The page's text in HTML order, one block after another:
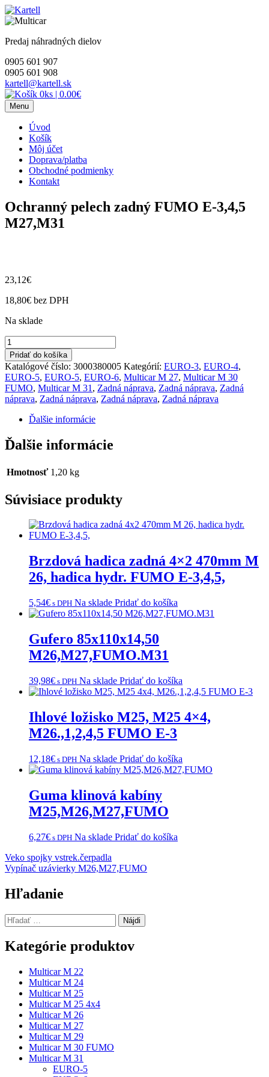
Skip
to
Predaj náhradných dielov
0905 601 907
0905 601 908
kartell@kartell.sk
0ks | 0.00€
Menu
Úvod
Košík
Môj účet
Doprava/platba
Obchodné podmienky
Kontakt
Ochranný pelech zadný FUMO E-3,4,5
M27,M31
23,12€
18,80€ bez DPH
Na sklade
množstvo
Ochranný
pelech
zadný
FUMO
E-
3,4,5
M27,M31
Pridať do košíka
Katalógové číslo: 3000380005 Kategórií: EURO-3, EURO-4,
EURO-5, EURO-5, EURO-6, Multicar M 27, Multicar M 30
FUMO, Multicar M 31 , Zadná náprava, Zadná náprava, Zadná
náprava, Zadná náprava, Zadná náprava, Zadná náprava
Ďalšie informácie
Ďalšie informácie
Hmotnosť 1,20 kg
Súvisiace produkty
Brzdová hadica zadná 4×2 470mm M
26, hadica hydr. FUMO E-3,4,5,
5,54€ s DPH Na sklade Pridať do košíka
Gufero 85x110x14,50
M26,M27,FUMO.M31
39,98€ s DPH Na sklade Pridať do košíka
Ihlové ložisko M25, M25 4×4,
M26.,1,2,4,5 FUMO E-3
12,18€ s DPH Na sklade Pridať do košíka
Guma klinová kabíny
M25,M26,M27,FUMO
6,27€ s DPH Na sklade Pridať do košíka
Navigácia
v
článku
Veko spojky vstrek.čerpadla
Vypínač uzávierky M26,M27,FUMO
Hľadanie
Hľadať:
Kategórie produktov
Multicar M 22
Multicar M 24
Multicar M 25
Multicar M 25 4x4
Multicar M 26
Multicar M 27
Multicar M 29
Multicar M 30 FUMO
Multicar M 31
EURO-5